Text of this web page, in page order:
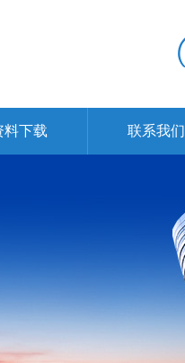
料下载 联系我们